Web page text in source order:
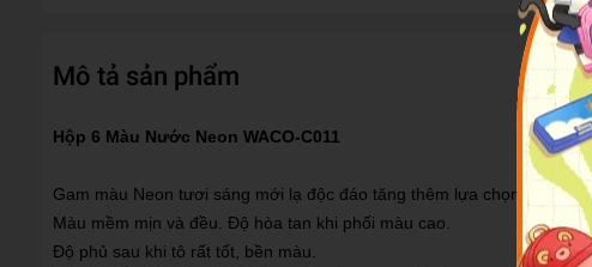
Mô tả sản phẩm
Hộp 6 Màu Nước Neon WACO-C011
Gam màu Neon tươi sáng mới lạ độc đáo tăng thêm lựa chọn sáng tạo
Màu mềm mịn và đều. Độ hòa tan khi phối màu cao.
Độ phủ sau khi tô rất tốt, bền màu.